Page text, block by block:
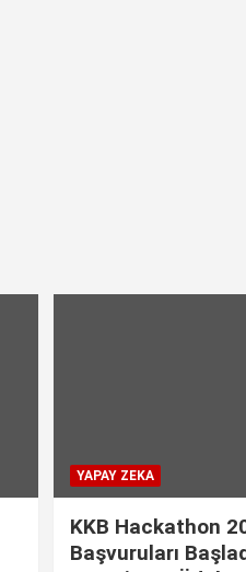
YAPAY ZEKA
KKB Hackathon
Başvuruları